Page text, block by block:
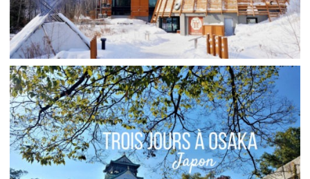
QUÉBEC // WENDAKE, RÉSERVE AUTOCHTONE
PRÈS DE QUÉBEC
Audrey Amérique du Nord,Amériques ,
Asie